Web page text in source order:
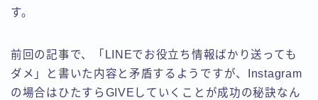
す。
前回の記事で、「LINEでお役立ち情報ばかり送っても
ダメ」と書いた内容と矛盾するようですが、Instagram
の場合はひたすらGIVEしていくことが成功の秘訣なん